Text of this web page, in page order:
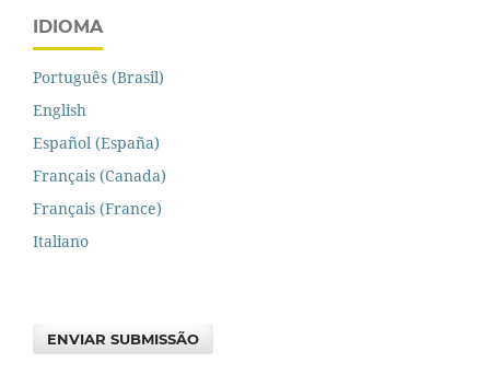
IDIOMA
Português (Brasil)
English
Español (España)
Français (Canada)
Français (France)
Italiano
ENVIAR SUBMISSÃO